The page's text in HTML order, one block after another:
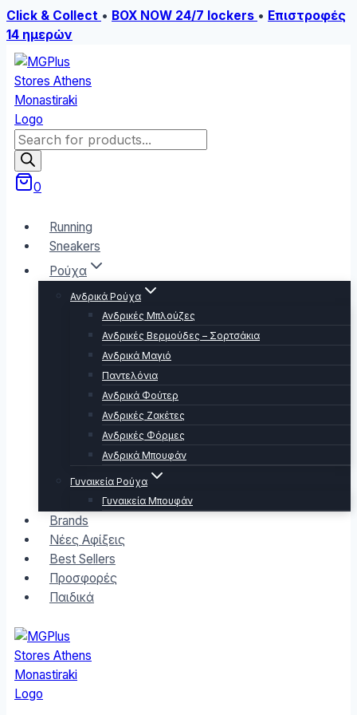
Click & Collect • BOX NOW 24/7 lockers • Επιστροφές
14 ημερών
Skip
to
content
Products
search
0
Running
Sneakers
Ρούχα
Ανδρικά Ρούχα
Ανδρικές Μπλούζες
Ανδρικές Βερμούδες – Σορτσάκια
Ανδρικά Μαγιό
Παντελόνια
Ανδρικά Φούτερ
Ανδρικές Ζακέτες
Ανδρικές Φόρμες
Ανδρικά Μπουφάν
Γυναικεία Ρούχα
Γυναικεία Μπουφάν
Brands
Νέες Αφίξεις
Best Sellers
Προσφορές
Παιδικά